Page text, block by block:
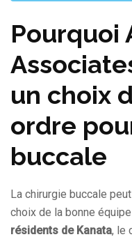
Pourquoi
un choix
ordre
buccale
La chirurgie buccale
choix de la bonne
résidents de Kanata, le